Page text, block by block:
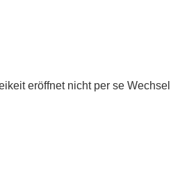
eröffnet nicht per se Wechsel